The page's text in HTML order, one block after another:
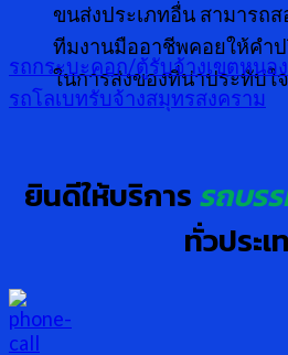
ขนส่งประเภทอื่น สามารถส
ทีมงานมืออาชีพคอยให้คำ
ในการส่งของที่น่าประทับ
รถกระบะคอก/ตู้รับจ้างเขตหนอ
รถโลเบทรับจ้างสมุทรสงคราม
ยินดีให้บริการรถบร
ทั่วประเ